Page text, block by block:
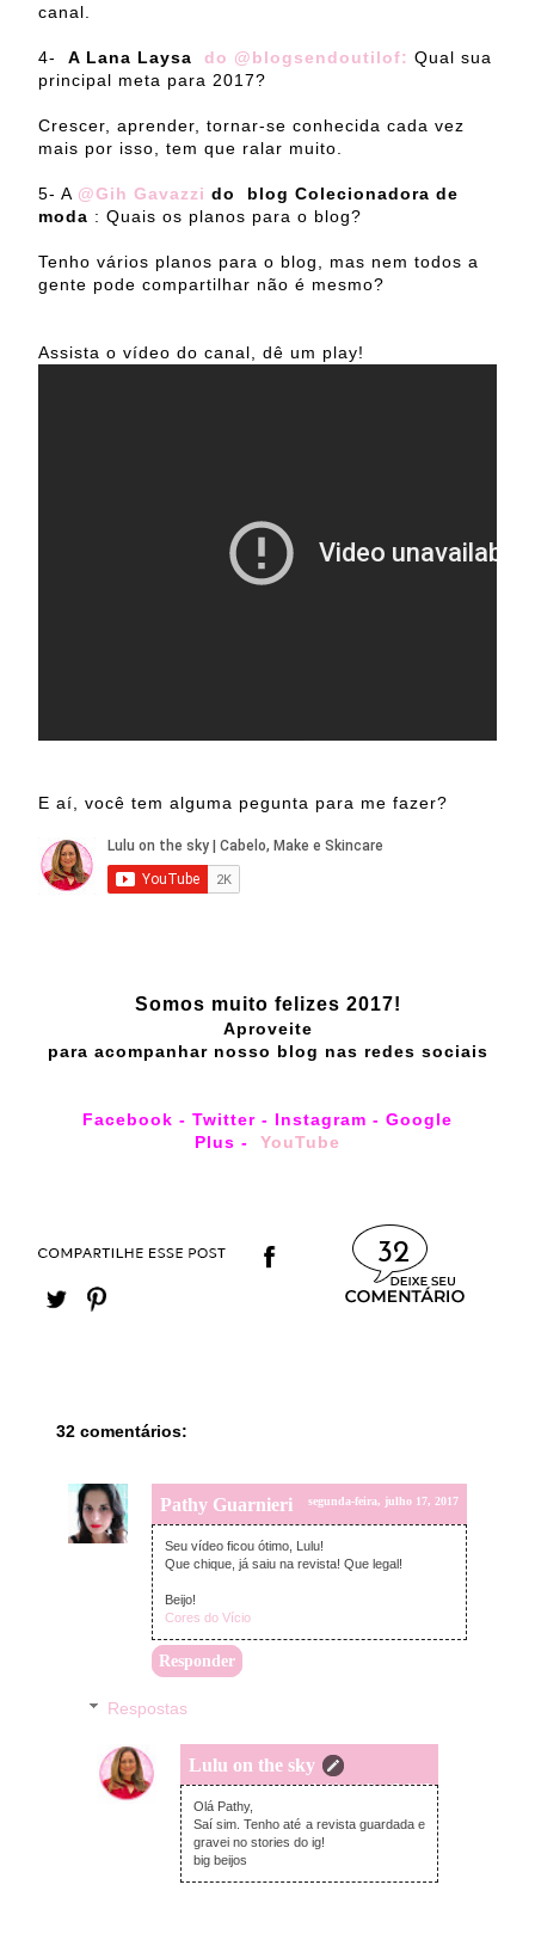
canal.
4- A Lana Laysa do @blogsendoutilof: Qual sua
principal meta para 2017?
Crescer, aprender, tornar-se conhecida cada vez
mais por isso, tem que ralar muito.
5- A @Gih Gavazzi do blog Colecionadora de
moda : Quais os planos para o blog?
Tenho vários planos para o blog, mas nem todos a
gente pode compartilhar não é mesmo?
Assista o vídeo do canal, dê um play!
E aí, você tem alguma pegunta para me fazer?
Somos muito felizes 2017!
Aproveite
para acompanhar nosso blog nas redes sociais
Facebook - Twitter - Instagram - Google
Plus - YouTube
32
32 comentários:
Pathy Guarnieri segunda-feira, julho 17, 2017
Seu vídeo ficou ótimo, Lulu!
Que chique, já saiu na revista! Que legal!
Beijo!
Cores do Vício
Responder
Respostas
Lulu on the sky
segunda-feira, julho 17, 2017
Olá Pathy,
Saí sim. Tenho até a revista guardada e
gravei no stories do ig!
big beijos